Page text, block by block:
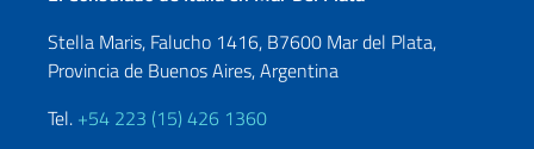
Stella Maris, Falucho 1416, B7600 Mar del Plata,
Provincia de Buenos Aires, Argentina
Tel. +54 223 (15) 426 1360